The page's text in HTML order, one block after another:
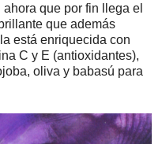
que por fin llega el
que además
está enriquecida con
C y E (antioxidantes),
oliva y babasú para